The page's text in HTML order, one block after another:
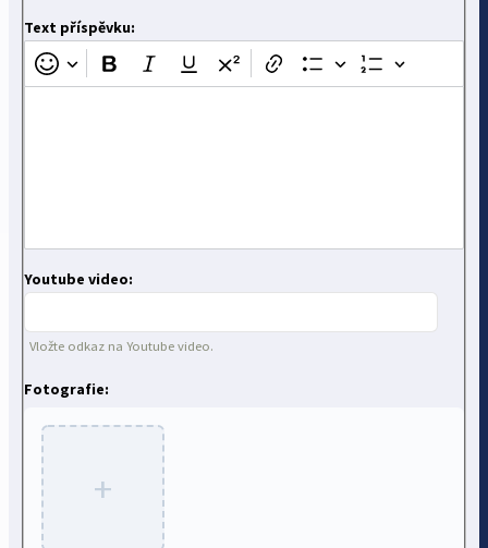
Text příspěvku:
Youtube video:
Vložte odkaz na Youtube video.
Fotografie:
+